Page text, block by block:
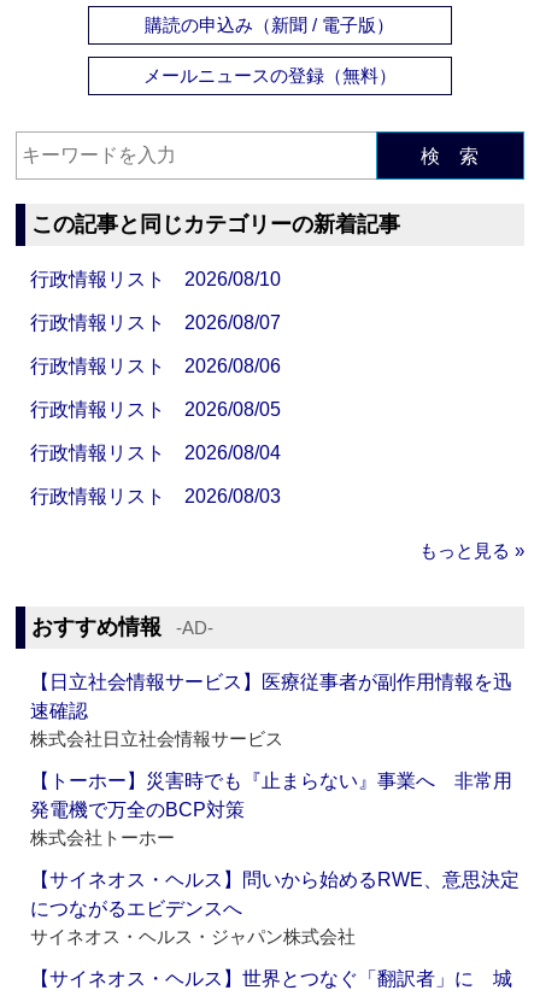
購読の申込み（新聞 / 電子版）
メールニュースの登録（無料）
検 索
この記事と同じカテゴリーの新着記事
行政情報リスト 2026/08/10
行政情報リスト 2026/08/07
行政情報リスト 2026/08/06
行政情報リスト 2026/08/05
行政情報リスト 2026/08/04
行政情報リスト 2026/08/03
もっと見る »
おすすめ情報 ‐AD‐
【日立社会情報サービス】医療従事者が副作用情報を迅
速確認
株式会社日立社会情報サービス
【トーホー】災害時でも『止まらない』事業へ 非常用
発電機で万全のBCP対策
株式会社トーホー
【サイネオス・ヘルス】問いから始めるRWE、意思決定
につながるエビデンスへ
サイネオス・ヘルス・ジャパン株式会社
【サイネオス・ヘルス】世界とつなぐ「翻訳者」に 城